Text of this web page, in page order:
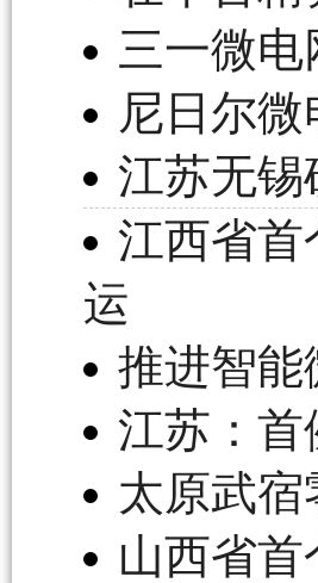
三一微
尼日尔
江苏无锡
江西省首
运
推进智能
江苏：首
太原武
山西省首